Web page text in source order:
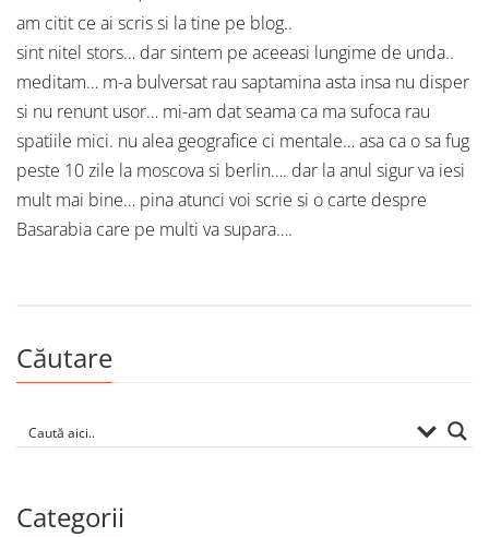
am citit ce ai scris si la tine pe blog..
sint nitel stors… dar sintem pe aceeasi lungime de unda..
meditam… m-a bulversat rau saptamina asta insa nu disper
si nu renunt usor… mi-am dat seama ca ma sufoca rau
spatiile mici. nu alea geografice ci mentale… asa ca o sa fug
peste 10 zile la moscova si berlin…. dar la anul sigur va iesi
mult mai bine… pina atunci voi scrie si o carte despre
Basarabia care pe multi va supara….
Căutare
Categorii